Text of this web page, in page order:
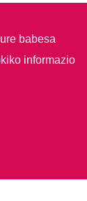
babesa
informazio